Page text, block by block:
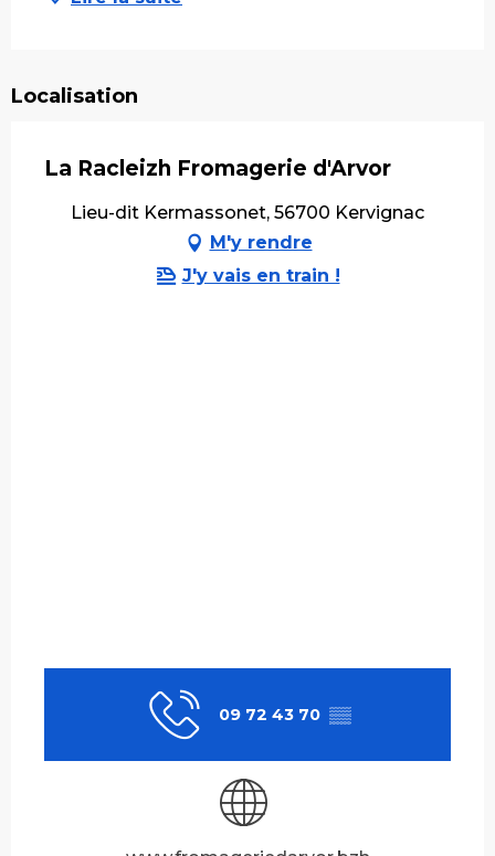
Localisation
La Racleizh Fromagerie d'Arvor
Lieu-dit Kermassonet, 56700 Kervignac
M'y rendre
J'y vais en train !
09 72 43 70 ▒▒